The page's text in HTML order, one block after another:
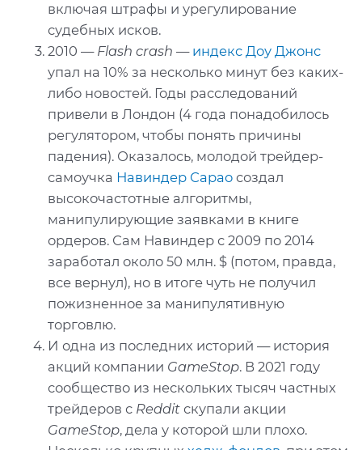
включая штрафы и урегулирование
судебных исков.
2010 — Flash crash — индекс Доу Джонс
упал на 10% за несколько минут без каких-
либо новостей. Годы расследований
привели в Лондон (4 года понадобилось
регулятором, чтобы понять причины
падения). Оказалось, молодой трейдер-
самоучка Навиндер Сарао создал
высокочастотные алгоритмы,
манипулирующие заявками в книге
ордеров. Сам Навиндер с 2009 по 2014
заработал около 50 млн. $ (потом, правда,
все вернул), но в итоге чуть не получил
пожизненное за манипулятивную
торговлю.
И одна из последних историй — история
акций компании GameStop. В 2021 году
сообщество из нескольких тысяч частных
трейдеров с Reddit скупали акции
GameStop, дела у которой шли плохо.